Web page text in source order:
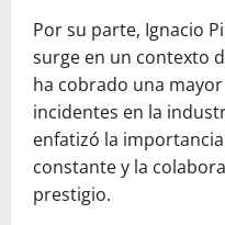
Por su parte, Ignacio
surge en un contexto
ha cobrado una
incidentes en la
enfatizó la
constante y la
prestigio.